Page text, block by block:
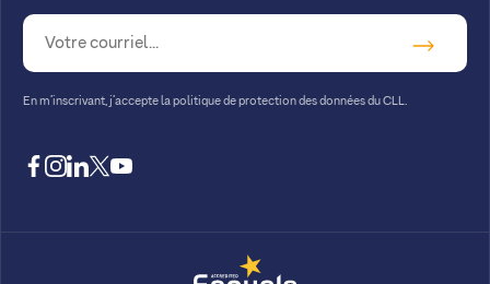
En m’inscrivant, j’accepte la politique de protection des données du CLL.
facebook
instagram
linkedin
twitteryoutube